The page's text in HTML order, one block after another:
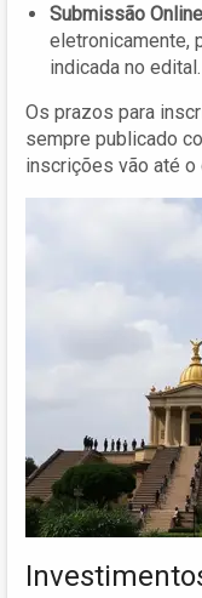
Submissão
eletronicamente,
indicada no edital.
Os prazos para
sempre publicado
inscrições vão até o